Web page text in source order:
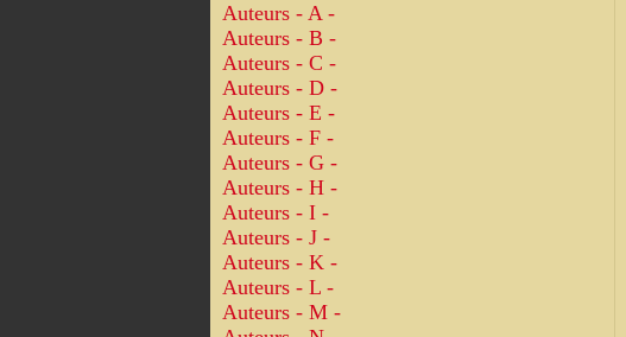
Auteurs - A -
Auteurs - B -
Auteurs - C -
Auteurs - D -
Auteurs - E -
Auteurs - F -
Auteurs - G -
Auteurs - H -
Auteurs - I -
Auteurs - J -
Auteurs - K -
Auteurs - L -
Auteurs - M -